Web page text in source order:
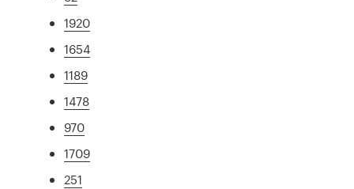
1920
1654
1189
1478
970
1709
251